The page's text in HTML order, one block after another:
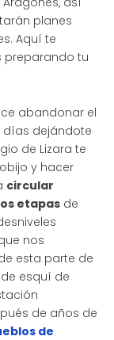
planes
Aquí te
preparando tu
abandonar el
días dejándote
de Lizara te
y hacer
circular
etapas de
nos
esta parte de
esquí de
de años de
de